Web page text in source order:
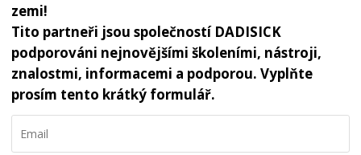
zemi!
Tito partneři jsou společností DADISICK
podporováni nejnovějšími školeními, nástroji,
znalostmi, informacemi a podporou. Vyplňte
prosím tento krátký formulář.